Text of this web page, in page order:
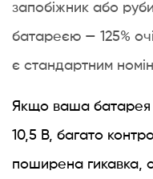
батарей
7.1
можна
заряджати
акумулятор
запобіжник або
батареєю — 125%
є стандартним
Якщо ваша батарея
10,5 В, багато
поширена гикавка,